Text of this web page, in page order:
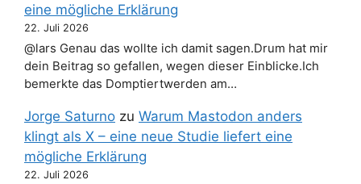
eine mögliche Erklärung
22. Juli 2026
@lars Genau das wollte ich damit sagen.Drum hat mir
dein Beitrag so gefallen, wegen dieser Einblicke.Ich
bemerkte das Domptiertwerden am…
Jorge Saturno zu Warum Mastodon anders
klingt als X – eine neue Studie liefert eine
mögliche Erklärung
22. Juli 2026